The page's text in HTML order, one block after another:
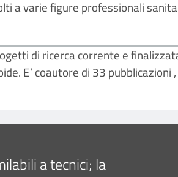
a varie figure professionali
di ricerca corrente e
E’ coautore di 33 pubblicazioni
a tecnici; la